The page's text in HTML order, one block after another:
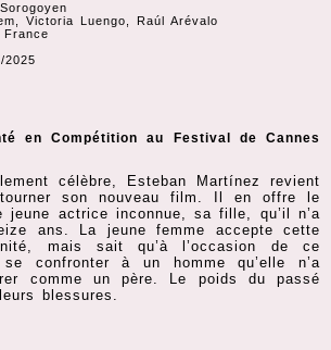
Victoria Luengo, Raúl Arévalo
en Compétition au Festival de Cannes
célèbre, Esteban Martínez revient
son nouveau film. Il en offre le
jeune actrice inconnue, sa fille, qu’il n’a
ans. La jeune femme accepte cette
mais sait qu’à l’occasion de ce
confronter à un homme qu’elle n’a
comme un père. Le poids du passé
blessures.